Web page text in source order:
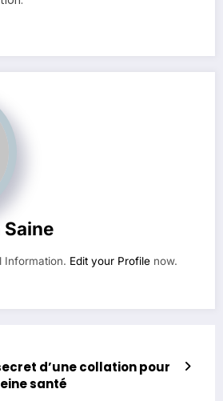
Information. Edit your Profile now.
d’une collation pour
santé